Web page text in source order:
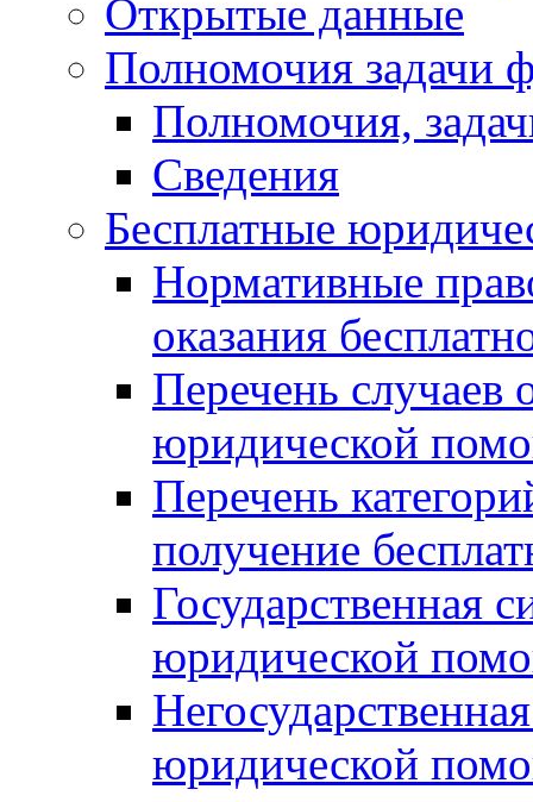
Открытые данные
Полномочия задачи
Полномочия,
Сведения
Бесплатные
Нормативные
оказания
Перечень случаев
юридической
Перечень
получение
Государственная
юридической
юридической